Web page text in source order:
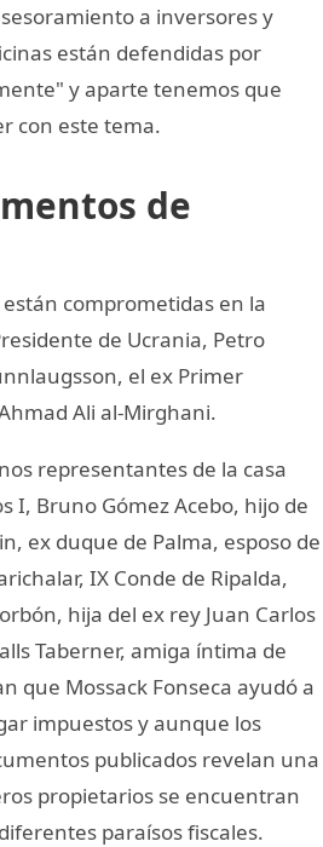
a inversores y
están defendidas por
y aparte tenemos que
con este tema.
de
comprometidas en la
de Ucrania, Petro
el ex Primer
Ali al-Mirghani.
representantes de la casa
I, Bruno Gómez Acebo, hijo de
ex duque de Palma, esposo de
IX Conde de Ripalda,
hija del ex rey Juan Carlos
Taberner, amiga íntima de
que Mossack Fonseca ayudó a
impuestos y aunque los
publicados revelan una
propietarios se encuentran
paraísos fiscales.